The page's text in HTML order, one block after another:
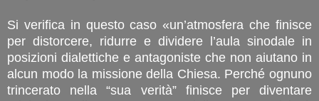
Si verifica in questo caso «un’atmosfera che finisce
per distorcere, ridurre e dividere l’aula sinodale in
posizioni dialettiche e antagoniste che non aiutano in
alcun modo la missione della Chiesa. Perché ognuno
trincerato nella “sua verità” finisce per diventare